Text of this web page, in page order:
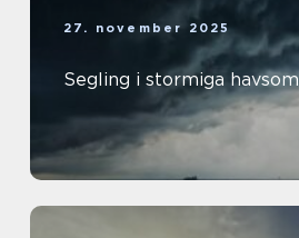
27. november 2025
Segling i stormiga